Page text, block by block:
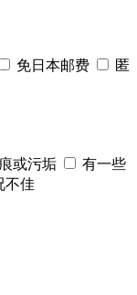
免日本邮费
匿
或污垢
有一些
不佳